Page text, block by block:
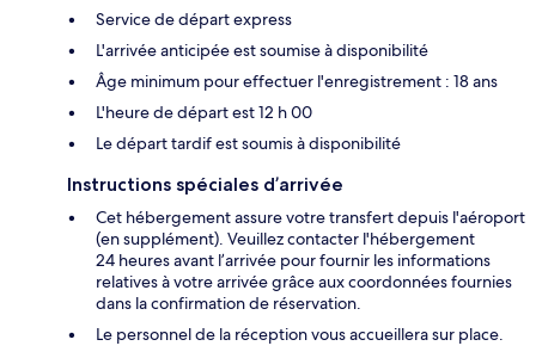
Service de départ express
L'arrivée anticipée est soumise à disponibilité
Âge minimum pour effectuer l'enregistrement : 18 ans
L'heure de départ est 12 h 00
Le départ tardif est soumis à disponibilité
Instructions spéciales d’arrivée
Cet hébergement assure votre transfert depuis l'aéroport
(en supplément). Veuillez contacter l'hébergement
24 heures avant l’arrivée pour fournir les informations
relatives à votre arrivée grâce aux coordonnées fournies
dans la confirmation de réservation.
Le personnel de la réception vous accueillera sur place.